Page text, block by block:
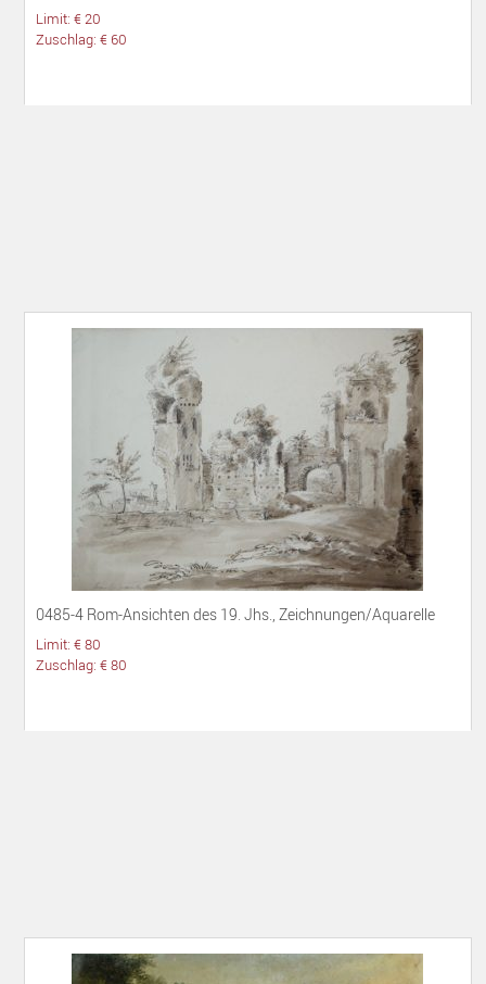
Limit: € 20
Zuschlag: € 60
0485-4 Rom-Ansichten des 19. Jhs., Zeichnungen/Aquarelle
Limit: € 80
Zuschlag: € 80